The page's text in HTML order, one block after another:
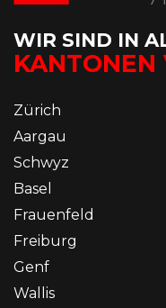
WIR SIND IN
KANTONEN
Zürich
Aargau
Schwyz
Basel
Frauenfeld
Freiburg
Genf
Wallis